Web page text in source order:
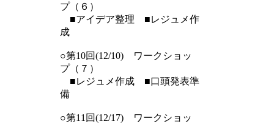
プ（６）
■アイデア整理 ■レジュメ作
成
○第10回(12/10) ワークショッ
プ（７）
■レジュメ作成 ■口頭発表準
備
○第11回(12/17) ワークショッ